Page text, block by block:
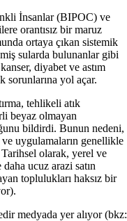
İnsanlar (BIPOC) ve
orantısız bir maruz
ortaya çıkan sistemik
sularda bulunanlar gibi
diyabet ve astım
sorunlarına yol açar.
tehlikeli atık
beyaz olmayan
bildirdi. Bunun nedeni,
uygulamaların genellikle
olarak, yerel ve
ucuz arazi satın
toplulukları haksız bir
medyada yer alıyor (bkz: